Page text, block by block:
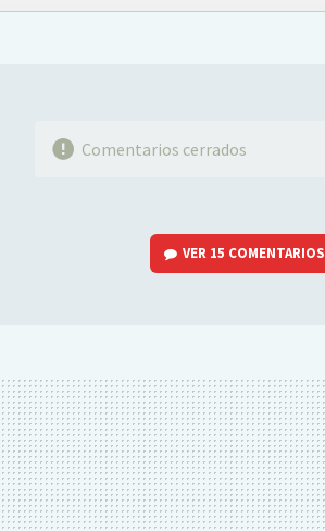
FACEBOOKTWITTERFLIPBOARD
E-
WHATSAPP
Comentarios cerrados
VER 15 COMENTARIOS